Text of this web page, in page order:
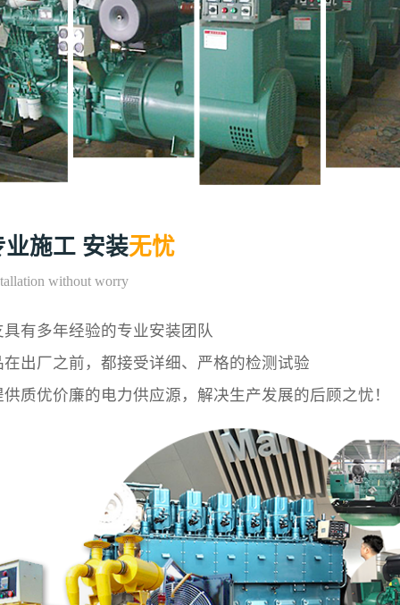
业施工 安装无忧
without worry
有多年经验的专业安装团队
出厂之前，都接受详细、严格的检测试验
质优价廉的电力供应源，解决生产发展的后顾之忧！